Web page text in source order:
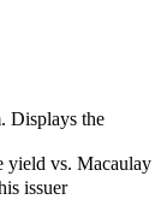
Displays the
yield vs. Macaulay
issuer